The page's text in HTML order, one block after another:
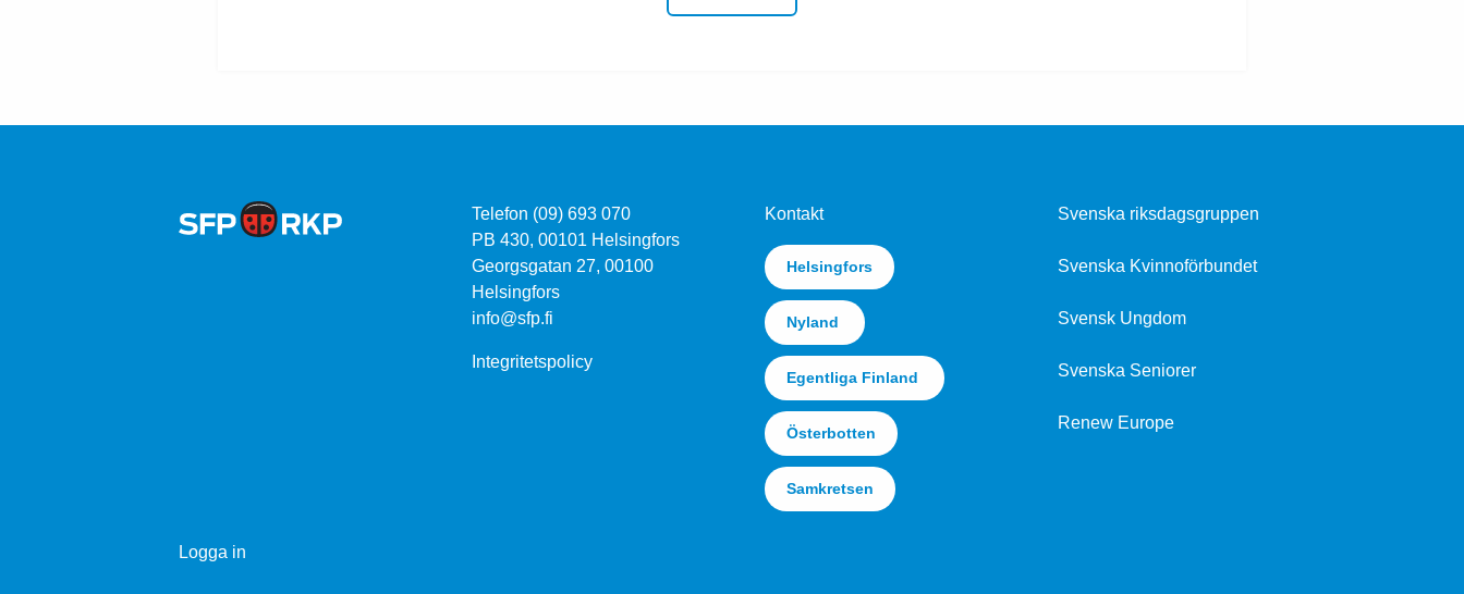
Telefon (09) 693 070
PB 430, 00101 Helsingfors
Georgsgatan 27, 00100
Helsingfors
info@sfp.fi
Integritetspolicy
Kontakt
Helsingfors
Nyland
Egentliga Finland
Österbotten
Samkretsen
Svenska riksdagsgruppen
Svenska Kvinnoförbundet
Svensk Ungdom
Svenska Seniorer
Renew Europe
Logga in